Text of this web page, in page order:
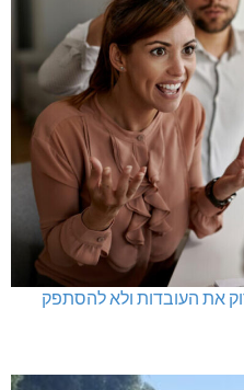
את העובדות ולא להסתפק